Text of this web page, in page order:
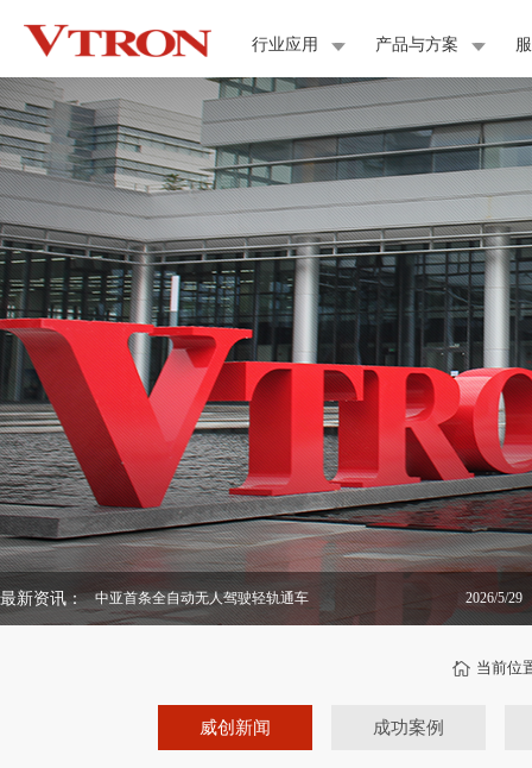
行业应用 产品与方案
最新资讯： 2026/5/29
中亚首条全自动无人驾驶轻轨通车
当前位
威创新闻 成功案例